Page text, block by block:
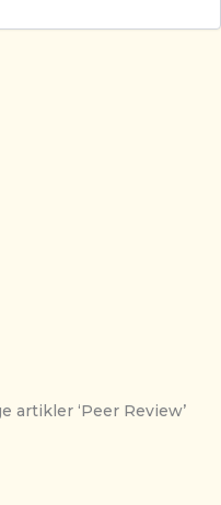
artikler ‘Peer Review’